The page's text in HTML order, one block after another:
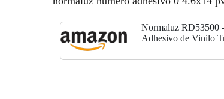
Normaluz RD53500
Adhesivo de Vinilo